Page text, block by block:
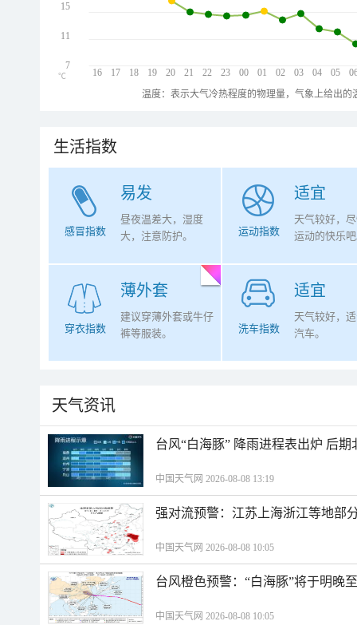
16 17 18 19 20 21 22 23 00 01 02 03 04 05
15
11
7
℃
温度：表示大气冷热程度的物理量，气象上给出
生活指数
易发
感冒指数
昼夜温差大，湿度
大，注意防护。
适宜
运动指数
天气较好，
运动的快乐
薄外套
穿衣指数
建议穿薄外套或牛仔
裤等服装。
适宜
洗车指数
天气较好，
汽车。
天气资讯
台风“白海豚” 降雨进程表出炉 后
中国天气网 2026-08-08 13:19
强对流预警：江苏上海浙江等地部
中国天气网 2026-08-08 10:05
台风橙色预警：“白海豚”将于明晚
中国天气网 2026-08-08 10:05